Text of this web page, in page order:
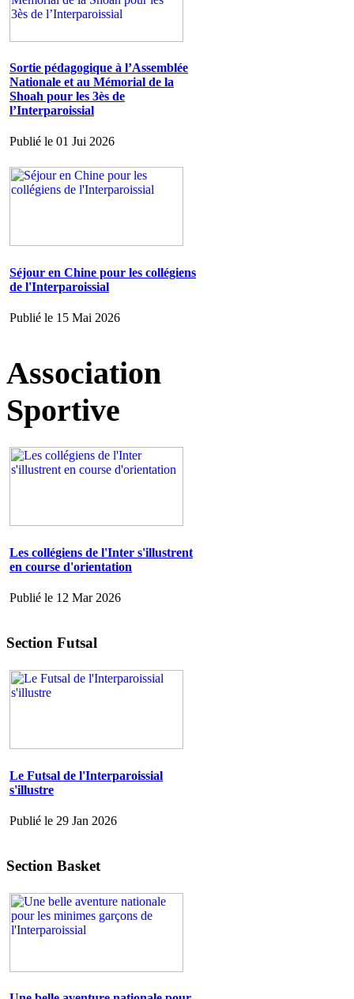
Sortie pédagogique à l’Assemblée
Nationale et au Mémorial de la
Shoah pour les 3ès de
l’Interparoissial
Publié le 01 Jui 2026
Séjour en Chine pour les collégiens
de l'Interparoissial
Publié le 15 Mai 2026
Association
Sportive
Les collégiens de l'Inter s'illustrent
en course d'orientation
Publié le 12 Mar 2026
Section Futsal
Le Futsal de l'Interparoissial
s'illustre
Publié le 29 Jan 2026
Section Basket